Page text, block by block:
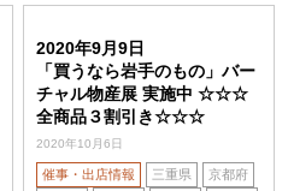
2020年9月9日
「買うなら岩手のもの」バー
チャル物産展 実施中 ☆☆☆
全商品３割引き☆☆☆
2020年10月6日
催事・出店情報 三重県
京都府